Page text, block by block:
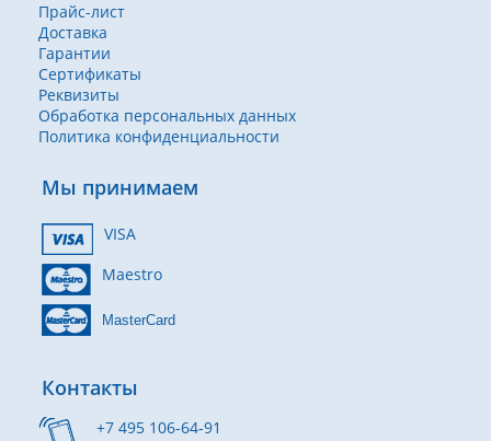
Прайс-лист
Доставка
Гарантии
Сертификаты
Реквизиты
Обработка персональных данных
Политика конфиденциальности
Мы принимаем
VISA
Maestro
MasterCard
Контакты
+7 495 106-64-91